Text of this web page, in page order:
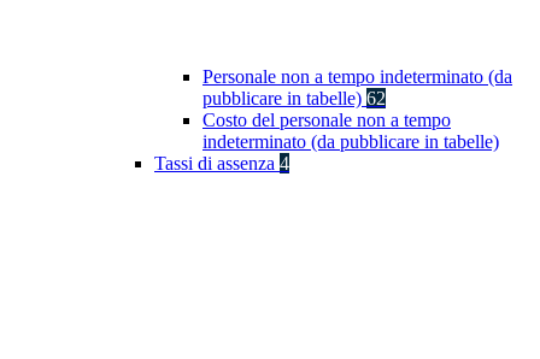
Personale non a tempo indeterminato (da
pubblicare in tabelle) 62
Costo del personale non a tempo
indeterminato (da pubblicare in tabelle)
Tassi di assenza 4